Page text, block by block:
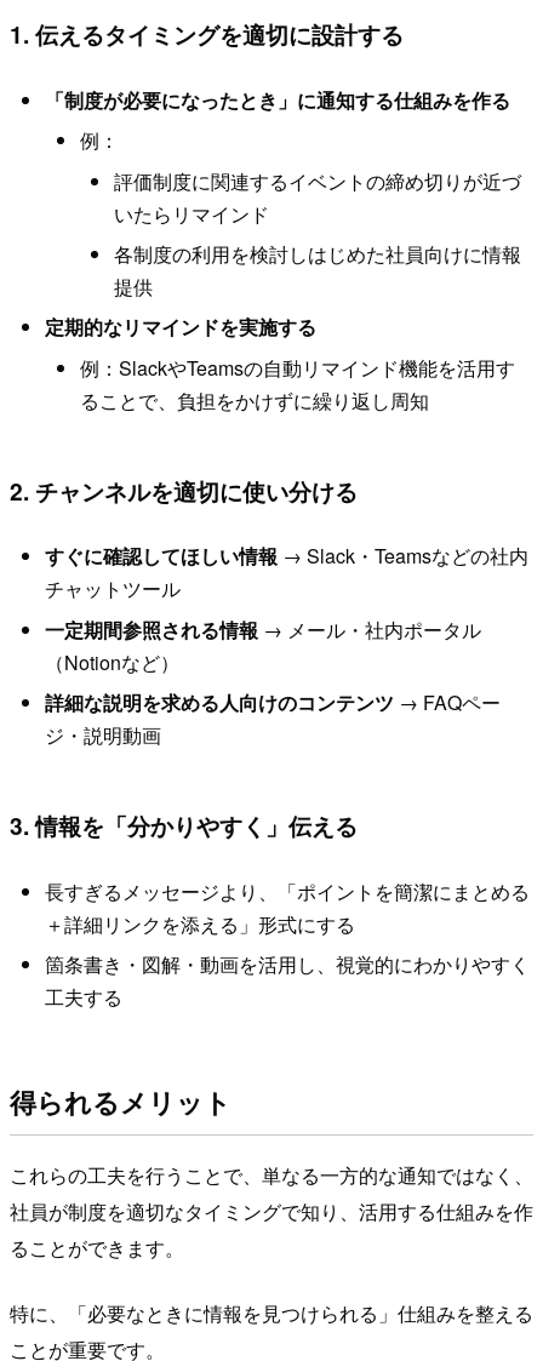
1. 伝えるタイミングを適切に設計する
「制度が必要になったとき」に通知する仕組みを作る
例：
評価制度に関連するイベントの締め切りが近づ
いたらリマインド
各制度の利用を検討しはじめた社員向けに情報
提供
定期的なリマインドを実施する
例：SlackやTeamsの自動リマインド機能を活用す
ることで、負担をかけずに繰り返し周知
2. チャンネルを適切に使い分ける
すぐに確認してほしい情報 → Slack・Teamsなどの社内
チャットツール
一定期間参照される情報 → メール・社内ポータル
（Notionなど）
詳細な説明を求める人向けのコンテンツ → FAQペー
ジ・説明動画
3. 情報を「分かりやすく」伝える
長すぎるメッセージより、「ポイントを簡潔にまとめる
＋詳細リンクを添える」形式にする
箇条書き・図解・動画を活用し、視覚的にわかりやすく
工夫する
得られるメリット
これらの工夫を行うことで、単なる一方的な通知ではなく、
社員が制度を適切なタイミングで知り、活用する仕組みを作
ることができます。
特に、「必要なときに情報を見つけられる」仕組みを整える
ことが重要です。